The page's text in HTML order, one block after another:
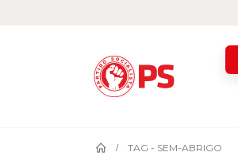
TAG - SEM-ABRIGO